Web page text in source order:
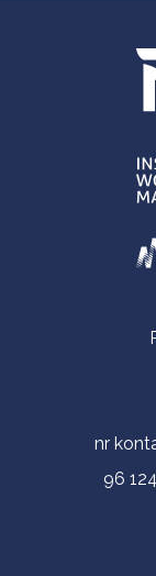
Informacje
nr
96